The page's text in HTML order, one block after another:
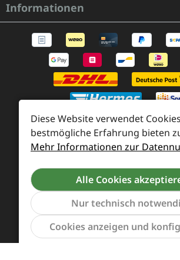
Informationen
Zahlung und Versand
Widerrufsrecht und
Händleranfragen
Cookie-
Alle Preise inkl. gesetzl.
Diese Website verwendet
bestmögliche Erfahrung bieten
Mehr Informationen zur
Alle Cookies
Nur technisch
Cookies anzeigen und